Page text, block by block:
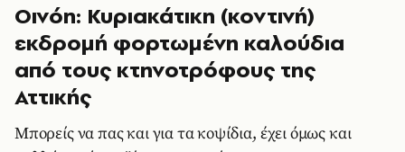
Οινόη: Κυριακάτικη (κοντινή)
εκδρομή φορτωμένη καλούδια
από τους κτηνοτρόφους της
Αττικής
Μπορείς να πας και για τα κοψίδια, έχει όμως και